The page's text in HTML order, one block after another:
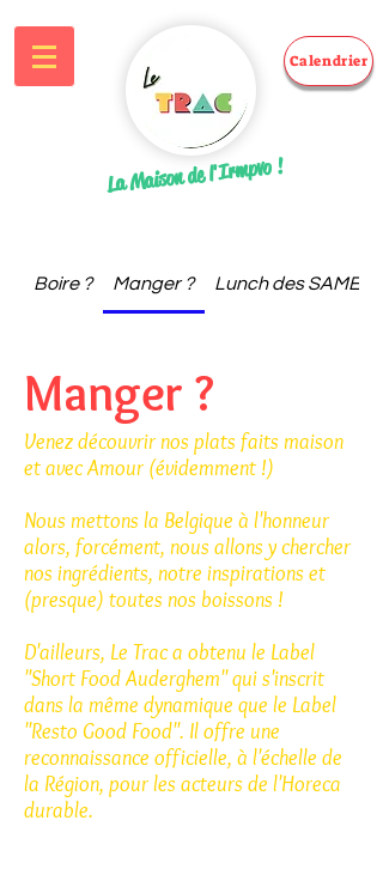
Calendrier
La Maison de l'Irmpvo !
Boire ? Manger ? Lunch des
Manger ?
Venez découvrir nos plats faits maison
et avec Amour (évidemment !)
Nous mettons la Belgique à l'honneur
alors, forcément, nous allons y chercher
nos ingrédients, notre inspirations et
(presque) toutes nos boissons !
D'ailleurs, Le Trac a obtenu le Label
"Short Food Auderghem" qui s'inscrit
dans la même dynamique que le Label
"Resto Good Food". Il offre une
reconnaissance officielle, à l'échelle de
la Région, pour les acteurs de l'Horeca
durable.